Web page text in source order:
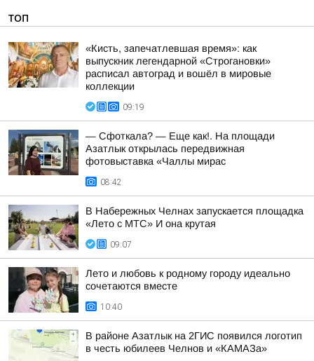
ТОП
«Кисть, запечатлевшая время»: как
выпускник легендарной «Строгановки»
расписал автоград и вошёл в мировые
коллекции
09:19
— Сфоткала? — Еще как!. На площади
Азатлык открылась передвижная
фотовыставка «Чаллы мирас
08:42
В Набережных Челнах запускается площадка
«Лето с МТС» И она крутая
09:07
Лето и любовь к родному городу идеально
сочетаются вместе
10:40
В районе Азатлык на 2ГИС появился логотип
в честь юбилеев Челнов и «КАМАЗа»